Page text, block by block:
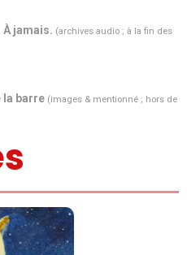
jamais. (archives audio ; à la fin des
la barre (images & mentionné ; hors de